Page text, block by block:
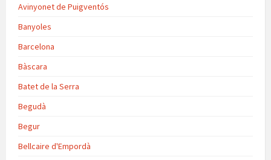
Avinyonet de Puigventós
Banyoles
Barcelona
Bàscara
Batet de la Serra
Begudà
Begur
Bellcaire d'Empordà